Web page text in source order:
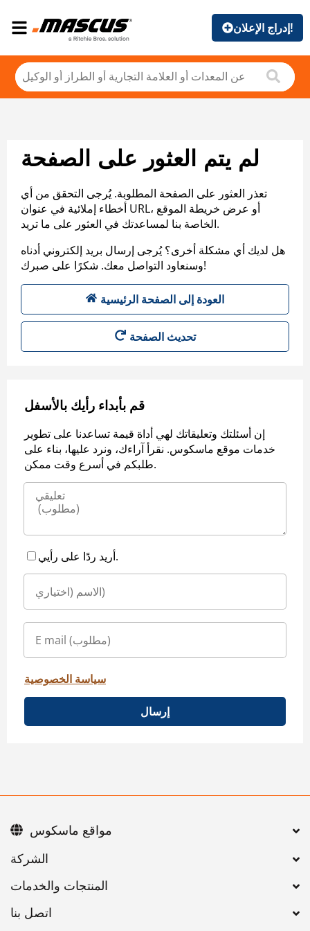
إدراج الإعلان!
لم يتم العثور على الصفحة
تعذر العثور على الصفحة المطلوبة. يُرجى التحقق من أي
أخطاء إملائية في عنوان URL، أو عرض خريطة الموقع
الخاصة بنا لمساعدتك في العثور على ما تريد.
هل لديك أي مشكلة أخرى؟ يُرجى إرسال بريد إلكتروني أدناه
وسنعاود التواصل معك. شكرًا على صبرك!
العودة إلى الصفحة الرئيسية
تحديث الصفحة
قم بأبداء رأيك بالأسفل
إن أسئلتك وتعليقاتك لهي أداة قيمة تساعدنا على تطوير
خدمات موقع ماسكوس. نقرأ آراءك، ونرد عليها، بناء على
طلبكم في أسرع وقت ممكن.
أريد ردًا على رأيي.
سياسة الخصوصية
إرسال
اتصل بنا
مواقع ماسكوس